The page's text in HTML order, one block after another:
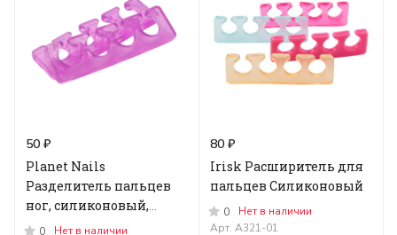
50 ₽
Planet Nails
Разделитель пальцев
ног, силиконовый,
цветной, 1 пара
0
Нет в наличии
80 ₽
Irisk Расширитель для
пальцев Силиконовый
0
Нет в наличии
Арт. А321-01